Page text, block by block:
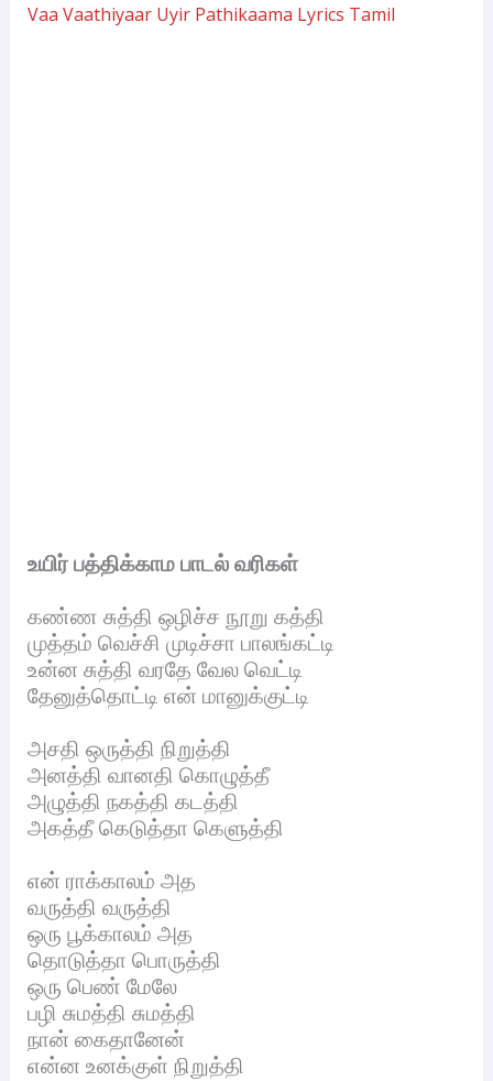
Vaa Vaathiyaar Uyir Pathikaama Lyrics Tamil
உயிர் பத்திக்காம பாடல் வரிகள்
கண்ண சுத்தி ஒழிச்ச நூறு கத்தி
முத்தம் வெச்சி முடிச்சா பாலங்கட்டி
உன்ன சுத்தி வரதே வேல வெட்டி
தேனுத்தொட்டி என் மானுக்குட்டி
அசதி ஒருத்தி நிறுத்தி
அனத்தி வானதி கொழுத்தீ
அழுத்தி நகத்தி கடத்தி
அகத்தீ கெடுத்தா கெளுத்தி
என் ராக்காலம் அத
வருத்தி வருத்தி
ஒரு பூக்காலம் அத
தொடுத்தா பொருத்தி
ஒரு பெண் மேலே
பழி சுமத்தி சுமத்தி
நான் கைதானேன்
என்ன உனக்குள் நிறுத்தி